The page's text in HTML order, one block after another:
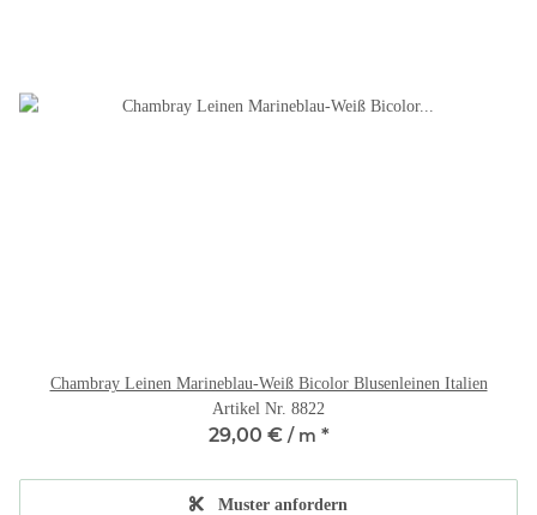
Chambray Leinen Marineblau-Weiß Bicolor Blusenleinen Italien
Artikel Nr. 8822
29,00 €/ m *
Muster anfordern